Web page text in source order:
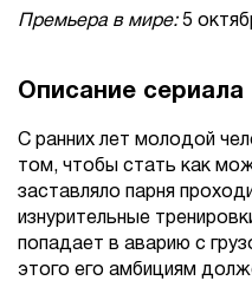
Премьера в мире:5
Описание сериала
С ранних лет молодой
том, чтобы стать как
заставляло парня
изнурительные
попадает в аварию с
этого его амбициям